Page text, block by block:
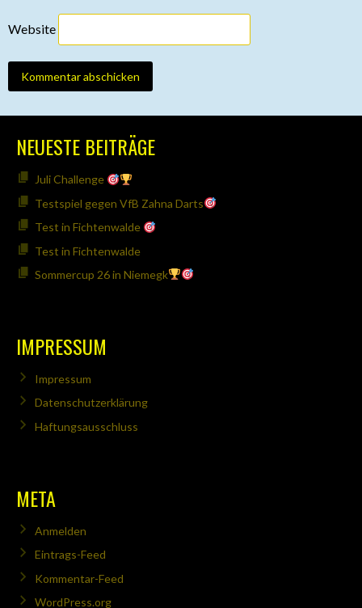
Website
NEUESTE BEITRÄGE
Juli Challenge
Testspiel gegen VfB Zahna Darts
Test in Fichtenwalde
Test in Fichtenwalde
Sommercup 26 in Niemegk
IMPRESSUM
Impressum
Datenschutzerklärung
Haftungsausschluss
META
Anmelden
Eintrags-Feed
Kommentar-Feed
WordPress.org